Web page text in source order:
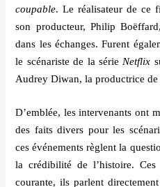
coupable. Le réalisateur de ce
son producteur, Philip Boë
dans leséchanges. Furent é
le scénariste de la série Netflix
Audrey Diwan, la productrice de
D’emblée, les intervenants ont
des faits divers pour les sc
cesévénements règlent la
la crédibilité de l’histoire.
courante, ils parlent